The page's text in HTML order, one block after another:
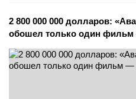
2 800 000 000 долларов:
обошел только один фильм